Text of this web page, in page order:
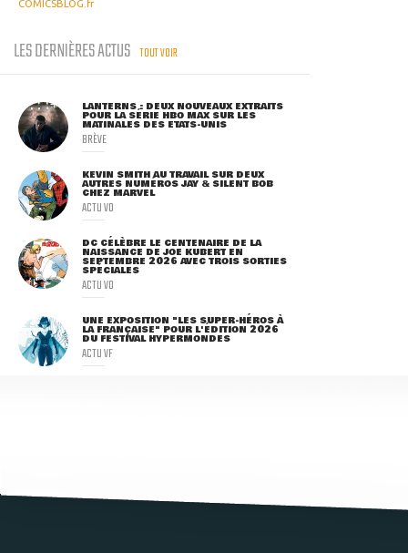
COMICSBLOG.fr
LES DERNIÈRES ACTUS TOUT VOIR
LANTERNS : DEUX NOUVEAUX EXTRAITS
POUR LA SÉRIE HBO MAX SUR LES
MATINALES DES ETATS-UNIS
BRÈVE
KEVIN SMITH AU TRAVAIL SUR DEUX
AUTRES NUMÉROS JAY & SILENT BOB
CHEZ MARVEL
ACTU VO
DC CÉLÈBRE LE CENTENAIRE DE LA
NAISSANCE DE JOE KUBERT EN
SEPTEMBRE 2026 AVEC TROIS SORTIES
SPÉCIALES
ACTU VO
UNE EXPOSITION "LES SUPER-HÉROS À
LA FRANÇAISE" POUR L'ÉDITION 2026
DU FESTIVAL HYPERMONDES
ACTU VF